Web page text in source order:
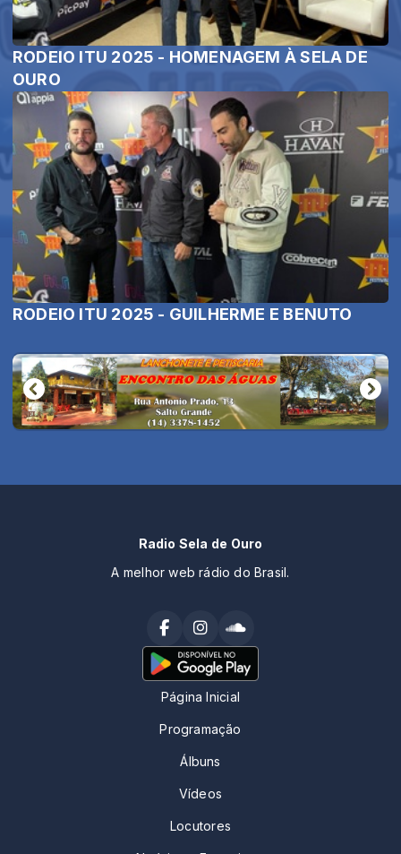
RODEIO ITU 2025 - HOMENAGEM À SELA DE
OURO
RODEIO ITU 2025 - GUILHERME E BENUTO
Radio Sela de Ouro
A melhor web rádio do Brasil.
Página Inicial
Programação
Álbuns
Vídeos
Locutores